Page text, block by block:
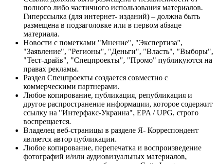
полного либо частичного использования материалов.
Гиперссылка (для интернет- изданий) – должна быть
размещена в подзаголовке или в первом абзаце
материала.
Новости с пометками "Мнение", "Экспертиза",
"Заявление", "Регионы", "Деньги", "Власть", "Выборы",
"Тест-драйв", "Спецпроекты", "Промо" публикуются на
правах рекламы.
Раздел Спецпроекты создается совместно с
коммерческими партнерами.
Любое копирование, публикация, републикация и
другое распространение информации, которое содержит
ссылку на "Интерфакс-Украина", EPA / UPG, строго
воспрещается.
Владелец веб-страницы в разделе Я- Корреспондент
является автор публикации.
Любое копирование, перепечатка и воспроизведение
фотографий и/или аудиовизуальных материалов,